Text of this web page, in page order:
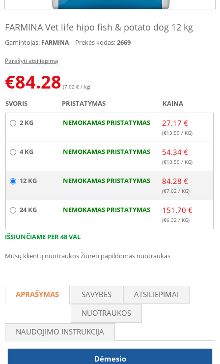
FARMINA Vet life hipo fish & potato dog 12 kg
Gamintojas: FARMINA Prekės kodas:2669
Parašyti atsiliepimą
€84.28 (7.02 € / kg)
SVORIS PRISTATYMAS KAINA
2 KG NEMOKAMAS PRISTATYMAS 27.17 €
(€13.59 / KG)
4 KG NEMOKAMAS PRISTATYMAS 54.34 €
(€13.59 / KG)
12 KG NEMOKAMAS PRISTATYMAS 84.28 €
(€7.02 / KG)
24 KG NEMOKAMAS PRISTATYMAS 151.70 €
(€6.32 / KG)
IŠSIUNČIAME PER 48 VAL
Mūsų klientų nuotraukosŽiūrėti papildomas nuotraukas
APRAŠYMAS SAVYBĖS
ATSILIEPIMAI
NUOTRAUKOS
NAUDOJIMO INSTRUKCIJA
Dėmesio